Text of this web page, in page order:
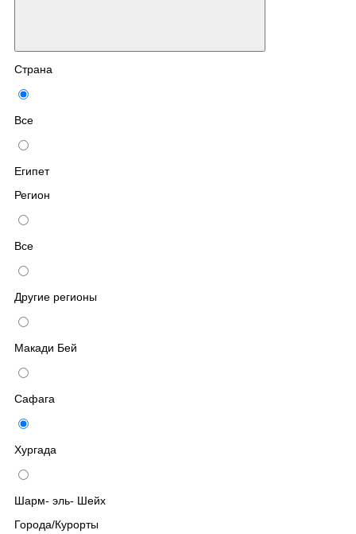
Страна
Все
Египет
Регион
Все
Другие регионы
Макади Бей
Сафага
Хургада
Шарм- эль- Шейх
Города/Курорты